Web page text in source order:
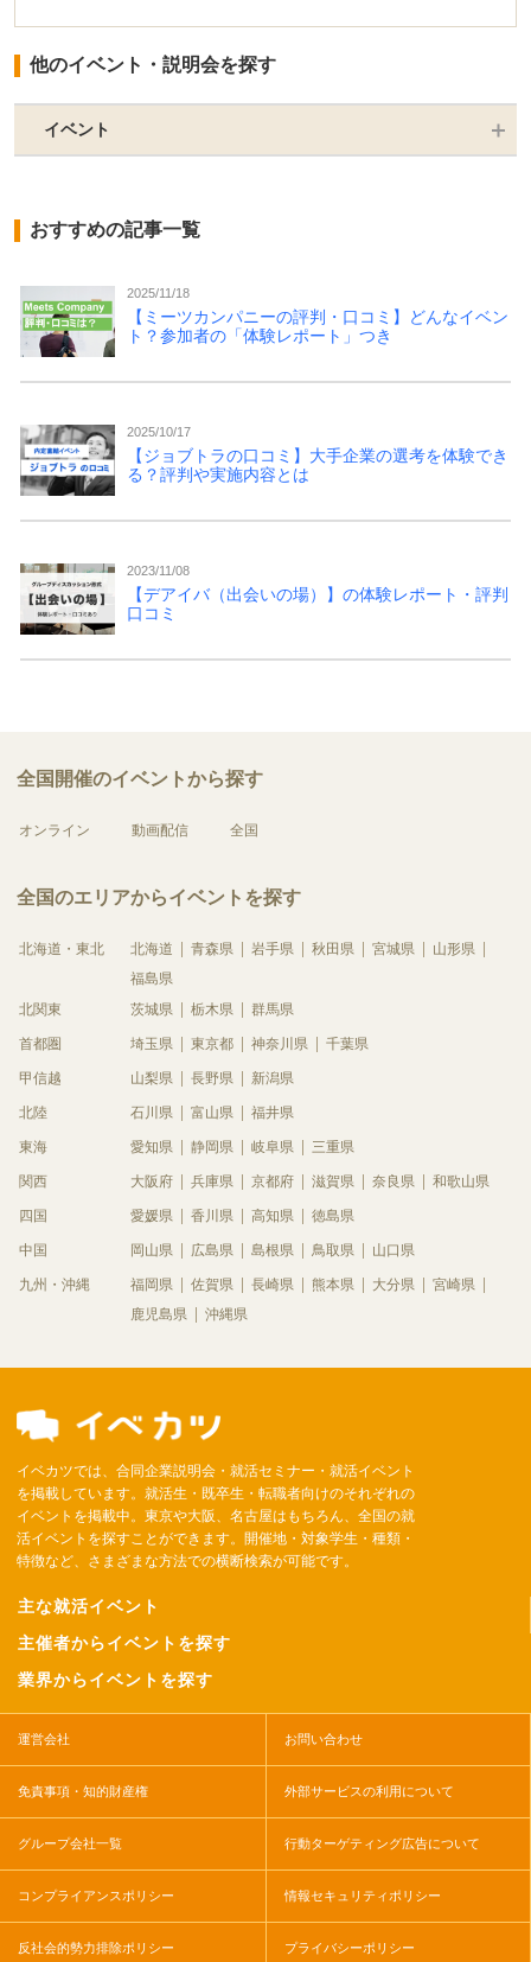
他のイベント・説明会を探す
イベント
おすすめの記事一覧
2025/11/18
【ミーツカンパニーの評判・口コミ】どんなイベン
ト？参加者の「体験レポート」つき
2025/10/17
【ジョブトラの口コミ】大手企業の選考を体験でき
る？評判や実施内容とは
2023/11/08
【デアイバ（出会いの場）】の体験レポート・評判
口コミ
全国開催のイベントから探す
オンライン 動画配信 全国
全国のエリアからイベントを探す
北海道・東北 北海道 青森県 岩手県 秋田県 宮城県
山形県
福島県
北関東
茨城県 栃木県 群馬県
首都圏 埼玉県 東京都 神奈川県 千葉県
甲信越 山梨県 長野県 新潟県
北陸 石川県 富山県 福井県
東海 愛知県 静岡県 岐阜県 三重県
関西 大阪府 兵庫県 京都府 滋賀県 奈良県 和歌山県
四国 愛媛県 香川県 高知県 徳島県
中国 岡山県 広島県 島根県 鳥取県 山口県
九州・沖縄 福岡県 佐賀県 長崎県 熊本県 大分県
宮崎県
鹿児島県
沖縄県
イベカツでは、合同企業説明会・就活セミナー・就活イベント
を掲載しています。就活生・既卒生・転職者向けのそれぞれの
イベントを掲載中。東京や大阪、名古屋はもちろん、全国の就
活イベントを探すことができます。開催地・対象学生・種類・
特徴など、さまざまな方法での横断検索が可能です。
主な就活イベント
主催者からイベントを探す
業界からイベントを探す
運営会社 お問い合わせ
免責事項・知的財産権 外部サービスの利用について
グループ会社一覧 行動ターゲティング広告について
コンプライアンスポリシー 情報セキュリティポリシー
反社会的勢力排除ポリシー プライバシーポリシー